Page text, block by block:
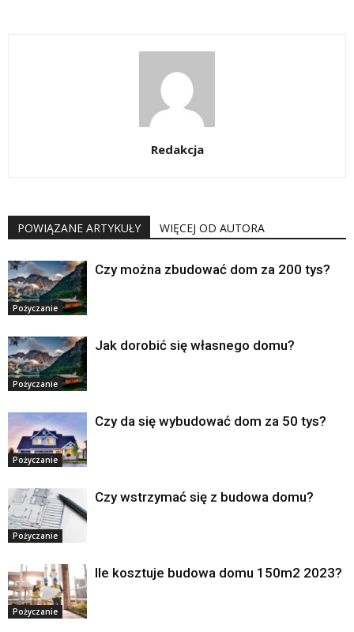
Redakcja
POWIĄZANE ARTYKUŁY WIĘCEJ OD AUTORA
Pożyczanie
Czy można zbudować dom za 200 tys?
Pożyczanie
Jak dorobić się własnego domu?
Pożyczanie
Czy da się wybudować dom za 50 tys?
Pożyczanie
Czy wstrzymać się z budowa domu?
Pożyczanie
Ile kosztuje budowa domu 150m2 2023?